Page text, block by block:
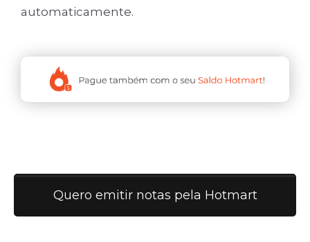
automaticamente.
Quero emitir notas pela Hotmart